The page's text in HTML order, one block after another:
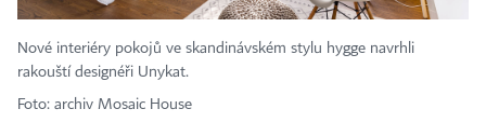
Nové interiéry pokojů ve skandinávském stylu hygge navrhli
rakouští designéři Unykat.
Foto: archiv Mosaic House